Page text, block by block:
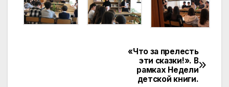
«Что за прелесть
эти сказки!». В
рамках Недели
детской книги.